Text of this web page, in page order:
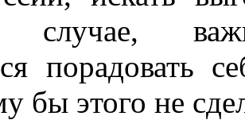
случае,
порадовать
бы этого не